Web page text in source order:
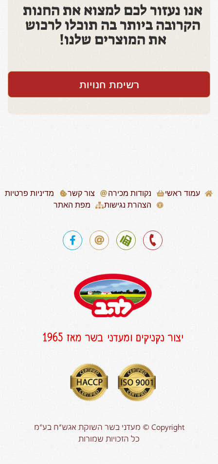
אנו נעזור לכם למצוא את החנות
הקרובה ביותר בה תוכלו לרכוש
את המוצרים שלנו!
רשימת חנויות
עמוד ראשי נקודות מכירה צור קשר
מדיניות פרטיות
הצהרת נגישות
מפת האתר
יצור נקניקים ומעדני בשר מאז 1965
Copyright © מעדני בשר השוקת אגש”ח בע”מ
כל הזכויות שמורות